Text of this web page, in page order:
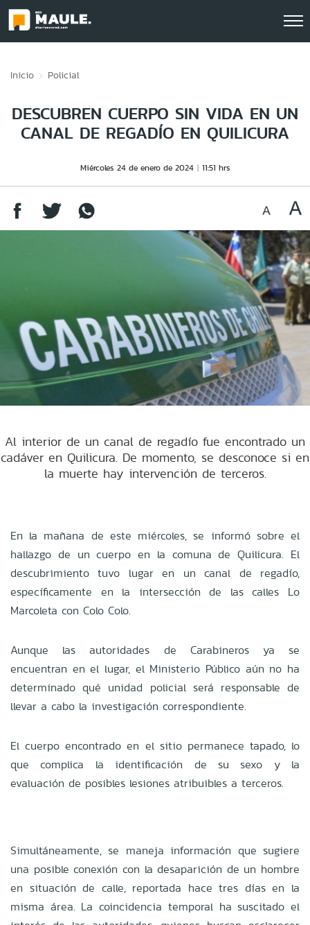
Inicio Policial
DESCUBREN CUERPO SIN VIDA EN UN
CANAL DE REGADÍO EN QUILICURA
Miércoles 24 de enero de 2024 11:51 hrs
Al interior de un canal de regadío fue encontrado un
cadáver en Quilicura. De momento, se desconoce si en
la muerte hay intervención de terceros.
En la mañana de este miércoles, se informó sobre el
hallazgo de un cuerpo en la comuna de Quilicura. El
descubrimiento tuvo lugar en un canal de regadío,
específicamente en la intersección de las calles Lo
Marcoleta con Colo Colo.
Aunque las autoridades de Carabineros ya se
encuentran en el lugar, el Ministerio Público aún no ha
determinado qué unidad policial será responsable de
llevar a cabo la investigación correspondiente.
El cuerpo encontrado en el sitio permanece tapado, lo
que complica la identificación de su sexo y la
evaluación de posibles lesiones atribuibles a terceros.
Simultáneamente, se maneja información que sugiere
una posible conexión con la desaparición de un hombre
en situación de calle, reportada hace tres días en la
misma área. La coincidencia temporal ha suscitado el